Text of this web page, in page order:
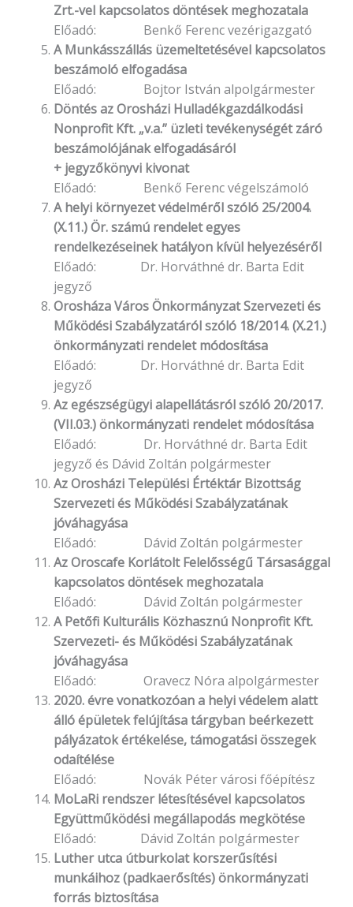
Zrt.-vel kapcsolatos döntések meghozatala
Előadó: Benkő Ferenc vezérigazgató
A Munkásszállás üzemeltetésével kapcsolatos
beszámoló elfogadása
Előadó: Bojtor István alpolgármester
Döntés az Orosházi Hulladékgazdálkodási
Nonprofit Kft. „v.a.” üzleti tevékenységét záró
beszámolójának elfogadásáról
+ jegyzőkönyvi kivonat
Előadó: Benkő Ferenc végelszámoló
A helyi környezet védelméről szóló 25/2004.
(X.11.) Ör. számú rendelet egyes
rendelkezéseinek hatályon kívül helyezéséről
Előadó: Dr. Horváthné dr. Barta Edit
jegyző
Orosháza Város Önkormányzat Szervezeti és
Működési Szabályzatáról szóló 18/2014. (X.21.)
önkormányzati rendelet módosítása
Előadó: Dr. Horváthné dr. Barta Edit
jegyző
Az egészségügyi alapellátásról szóló 20/2017.
(VII.03.) önkormányzati rendelet módosítása
Előadó: Dr. Horváthné dr. Barta Edit
jegyző és Dávid Zoltán polgármester
Az Orosházi Települési Értéktár Bizottság
Szervezeti és Működési Szabályzatának
jóváhagyása
Előadó: Dávid Zoltán polgármester
Az Oroscafe Korlátolt Felelősségű Társasággal
kapcsolatos döntések meghozatala
Előadó: Dávid Zoltán polgármester
A Petőfi Kulturális Közhasznú Nonprofit Kft.
Szervezeti- és Működési Szabályzatának
jóváhagyása
Előadó: Oravecz Nóra alpolgármester
2020. évre vonatkozóan a helyi védelem alatt
álló épületek felújítása tárgyban beérkezett
pályázatok értékelése, támogatási összegek
odaítélése
Előadó: Novák Péter városi főépítész
MoLaRi rendszer létesítésével kapcsolatos
Együttműködési megállapodás megkötése
Előadó: Dávid Zoltán polgármester
Luther utca útburkolat korszerűsítési
munkáihoz (padkaerősítés) önkormányzati
forrás biztosítása